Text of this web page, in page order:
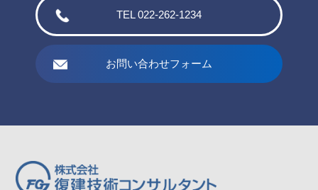
TEL 022-262-1234
お問い合わせフォーム